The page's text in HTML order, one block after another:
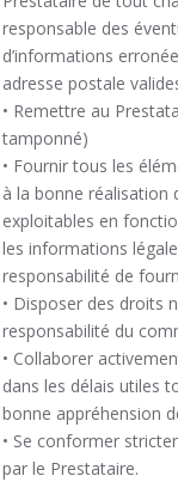
responsable des
d’informations
adresse postale
• Remettre au
tamponné)
• Fournir tous les
à la bonne
exploitables en
les informations
responsabilité de
• Disposer des droits
responsabilité du
• Collaborer
dans les délais utiles
bonne appréhension
• Se conformer
par le Prestataire.